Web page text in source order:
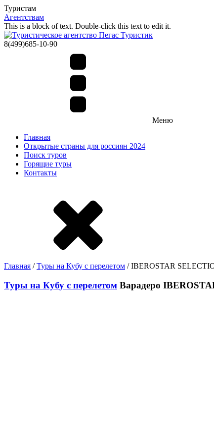
Туристам
Агентствам
This is a block of text. Double-click this text to edit it.
8(499)685-10-90
Меню
Главная
Открытые страны для россиян 2024
Поиск туров
Горящие туры
Контакты
Главная /Туры на Кубу с перелетом / IBEROSTAR
Туры на Кубу с перелетом Варадеро